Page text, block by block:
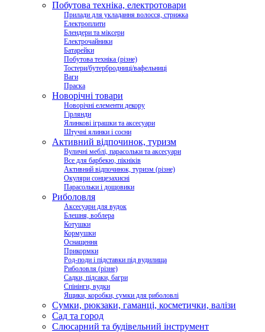
Побутова техніка, електротовари
Прилади для укладання волосся, стрижка
Електроплити
Блендери та міксери
Електрочайники
Батарейки
Побутова техніка (різне)
Тостери/бутербродниці/вафельниці
Ваги
Праска
Новорічні товари
Новорічні елементи декору
Гірлянди
Ялинкові іграшки та аксесуари
Штучні ялинки і сосни
Активний відпочинок, туризм
Вуличні меблі, парасольки та аксесуари
Все для барбекю, пікніків
Активний відпочинок, туризм (різне)
Окуляри сонцезахисні
Парасольки і дощовики
Риболовля
Аксесуари для вудок
Блешня, воблера
Котушки
Кормушки
Оснащення
Прикормки
Род-поди і підставки під вудилища
Риболовля (різне)
Садки, підсаки, багри
Спінінги, вудки
Ящики, коробки, сумки для риболовлі
Сумки, рюкзаки, гаманці, косметички, валізи
Сад та город
Слюсарний та будівельний інструмент